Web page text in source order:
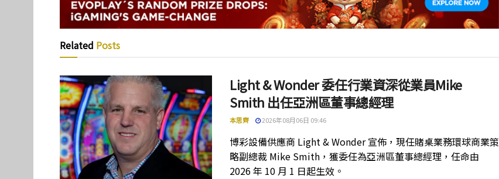
Related Posts
Light & Wonder 委任行業資深從業員Mike
Smith 出任亞洲區董事總經理
本思齊 2026年08月06日 09:46
博彩設備供應商 Light & Wonder 宣佈，現任賭桌業務環球商業策
略副總裁 Mike Smith，獲委任為亞洲區董事總經理，任命由
2026 年 10 月 1 日起生效。